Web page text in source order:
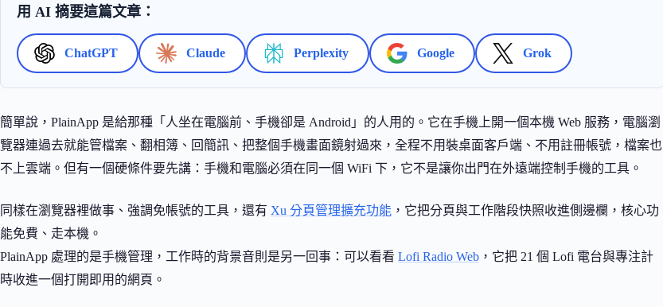
用 AI 摘要這篇文章：
ChatGPT Claude Perplexity Google Grok
簡單說，PlainApp 是給那種「人坐在電腦前、手機卻是 Android」的人用的。它在手機上開一個本機 Web 服務，電腦瀏
覽器連過去就能管檔案、翻相簿、回簡訊、把整個手機畫面鏡射過來，全程不用裝桌面客戶端、不用註冊帳號，檔案也
不上雲端。但有一個硬條件要先講：手機和電腦必須在同一個 WiFi 下，它不是讓你出門在外遠端控制手機的工具。
同樣在瀏覽器裡做事、強調免帳號的工具，還有 Xu 分頁管理擴充功能 ，它把分頁與工作階段快照收進側邊欄，核心功
能免費、走本機。
PlainApp 處理的是手機管理，工作時的背景音則是另一回事：可以看看 Lofi Radio Web ，它把 21 個 Lofi 電台與專注計
時收進一個打開即用的網頁。